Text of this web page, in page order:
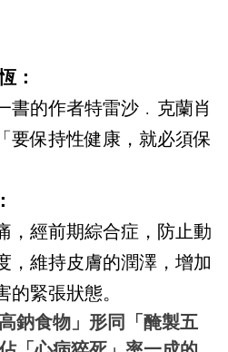
：
書的作者特雷沙﹒克蘭肖
要保持性健康，就必須保
，經前期綜合症，防止動
，維持皮膚的潤澤，增加
緊張狀態。
鈉食物」形同「醃製五